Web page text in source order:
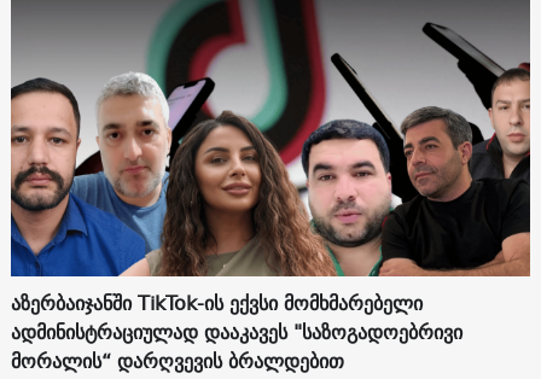
აზერბაიჯანში TikTok-ის ექვსი მომხმარებელი
ადმინისტრაციულად დააკავეს "საზოგადოებრივი
მორალის“ დარღვევის ბრალდებით